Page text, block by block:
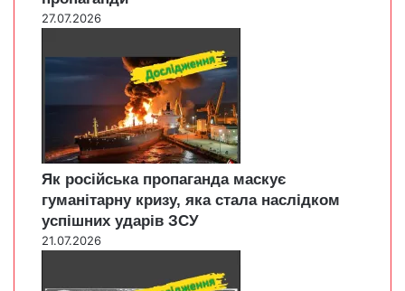
27.07.2026
Як російська пропаганда маскує
гуманітарну кризу, яка стала наслідком
успішних ударів ЗСУ
21.07.2026